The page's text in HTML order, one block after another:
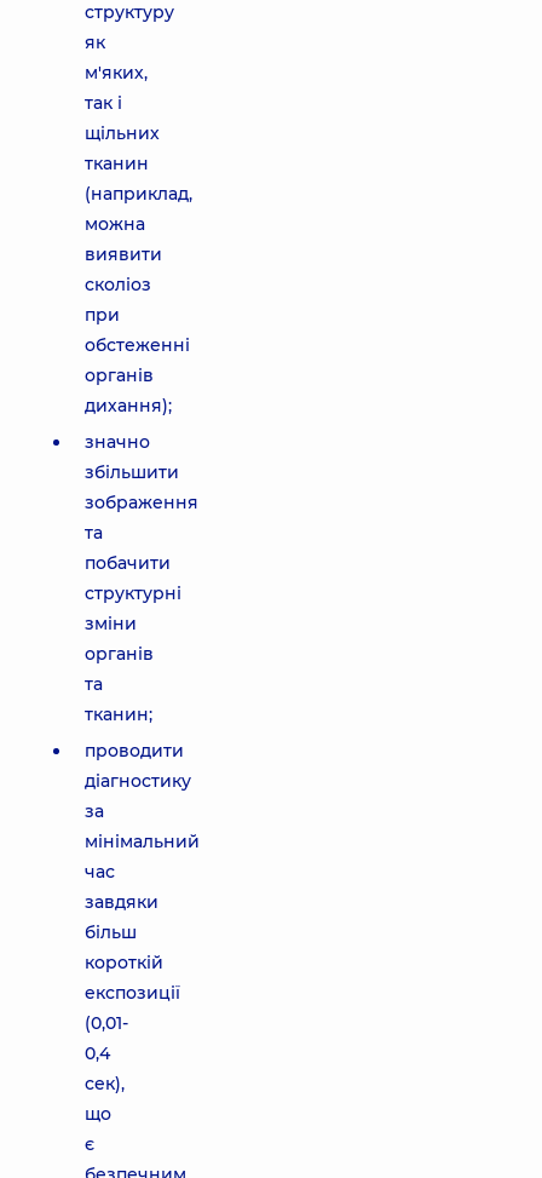
структуру
як
м'яких,
так і
щільних
тканин
(наприклад,
можна
виявити
сколіоз
при
обстеженні
органів
дихання);
значно
збільшити
зображення
та
побачити
структурні
зміни
органів
та
тканин;
проводити
діагностику
за
мінімальний
час
завдяки
більш
короткій
експозиції
(0,01-
0,4
сек),
що
є